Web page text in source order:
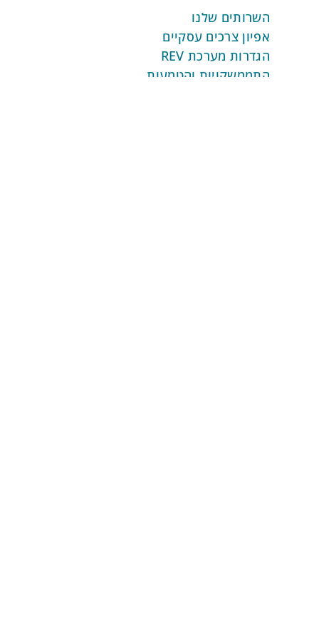
השרותים שלנו
אפיון צרכים עסקיים
הגדרות מערכת REV
התממשקויות והטמעות